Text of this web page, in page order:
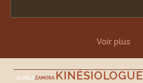
Voir plus
AURÉLIEZAMORA KINÉSIOLOGUE